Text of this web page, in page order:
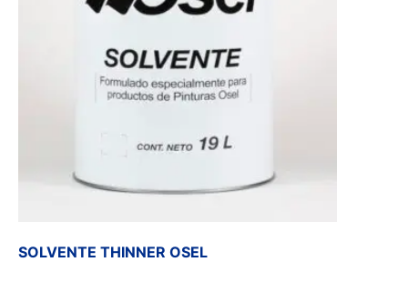
SOLVENTE THINNER OSEL